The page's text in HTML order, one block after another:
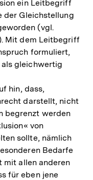
ein Leitbegriff
der Gleichstellung
(vgl.
Mit dem Leitbegriff
formuliert,
gleichwertig
hin, dass,
darstellt, nicht
begrenzt werden
von
sollte, nämlich
Bedarfe
mit allen anderen
für eben jene